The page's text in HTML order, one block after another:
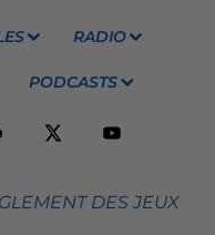
RADIO
PODCASTS
DES JEUX